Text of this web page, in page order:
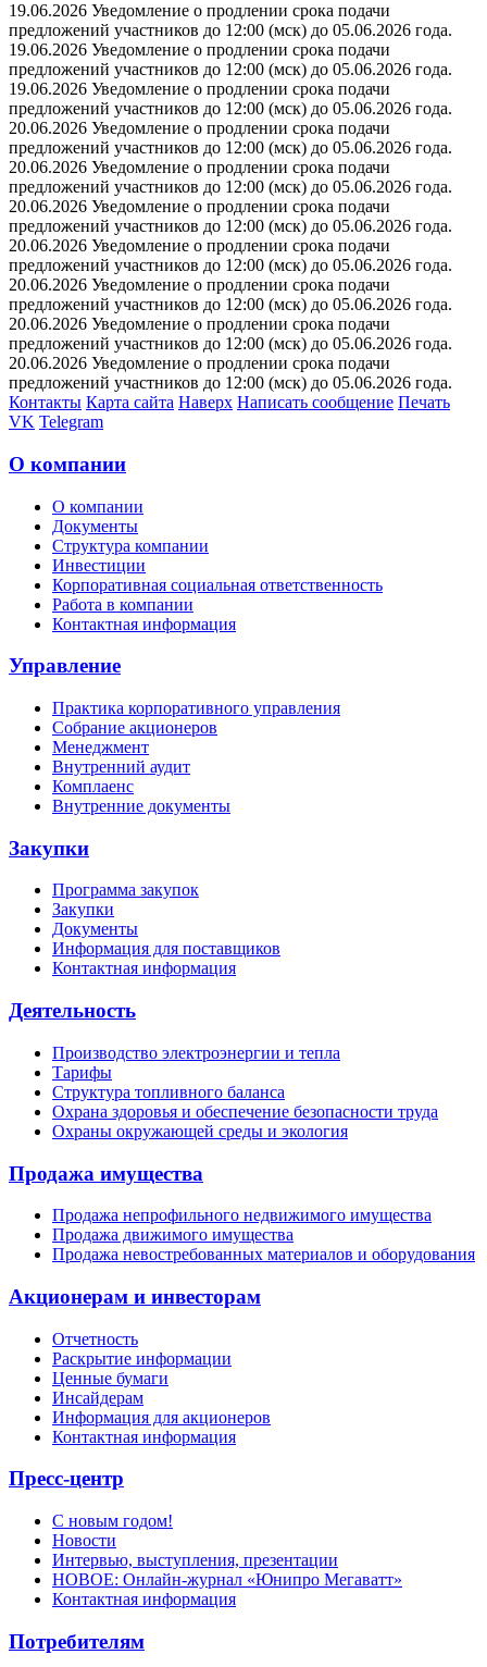
19.06.2026 Уведомление о продлении срока подачи
предложений участников до 12:00 (мск) до 05.06.2026 года.
19.06.2026 Уведомление о продлении срока подачи
предложений участников до 12:00 (мск) до 05.06.2026 года.
19.06.2026 Уведомление о продлении срока подачи
предложений участников до 12:00 (мск) до 05.06.2026 года.
20.06.2026 Уведомление о продлении срока подачи
предложений участников до 12:00 (мск) до 05.06.2026 года.
20.06.2026 Уведомление о продлении срока подачи
предложений участников до 12:00 (мск) до 05.06.2026 года.
20.06.2026 Уведомление о продлении срока подачи
предложений участников до 12:00 (мск) до 05.06.2026 года.
20.06.2026 Уведомление о продлении срока подачи
предложений участников до 12:00 (мск) до 05.06.2026 года.
20.06.2026 Уведомление о продлении срока подачи
предложений участников до 12:00 (мск) до 05.06.2026 года.
20.06.2026 Уведомление о продлении срока подачи
предложений участников до 12:00 (мск) до 05.06.2026 года.
20.06.2026 Уведомление о продлении срока подачи
предложений участников до 12:00 (мск) до 05.06.2026 года.
Контакты Карта сайта Наверх Написать сообщение Печать
VK Telegram
О компании
О компании
Документы
Структура компании
Инвестиции
Корпоративная социальная ответственность
Работа в компании
Контактная информация
Управление
Практика корпоративного управления
Собрание акционеров
Менеджмент
Внутренний аудит
Комплаенс
Внутренние документы
Закупки
Программа закупок
Закупки
Документы
Информация для поставщиков
Контактная информация
Деятельность
Производство электроэнергии и тепла
Тарифы
Структура топливного баланса
Охрана здоровья и обеспечение безопасности труда
Охраны окружающей среды и экология
Продажа имущества
Продажа непрофильного недвижимого имущества
Продажа движимого имущества
Продажа невостребованных материалов и оборудования
Акционерам и инвесторам
Отчетность
Раскрытие информации
Ценные бумаги
Инсайдерам
Информация для акционеров
Контактная информация
Пресс-центр
С новым годом!
Новости
Интервью, выступления, презентации
НОВОЕ: Онлайн-журнал «Юнипро Мегаватт»
Контактная информация
Потребителям